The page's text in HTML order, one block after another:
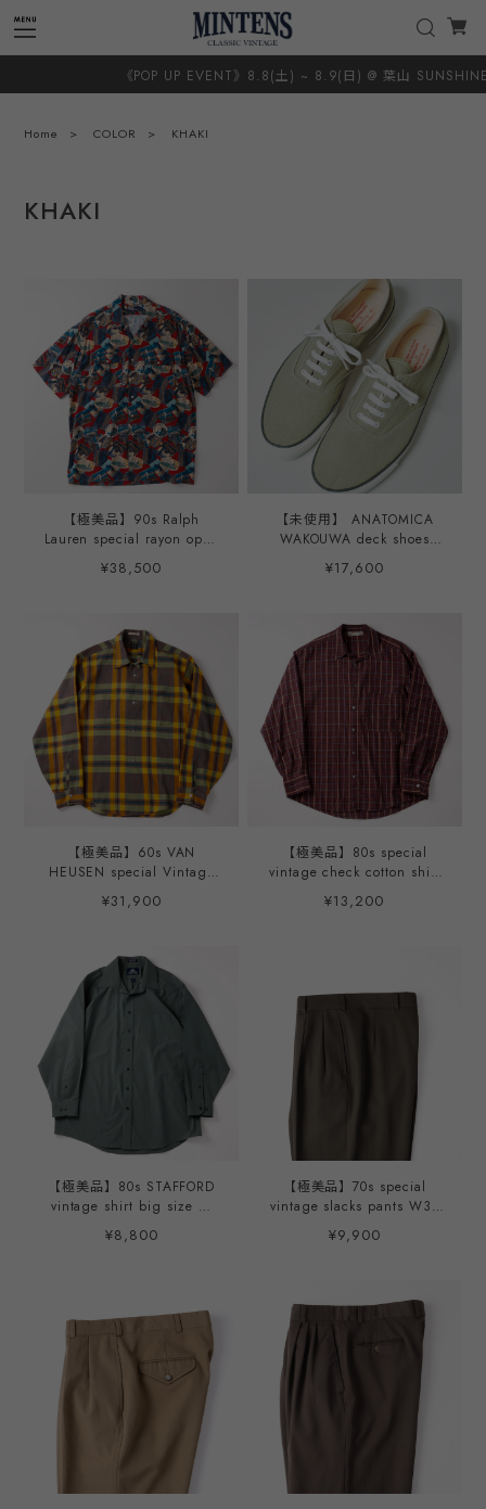
《POP UP EVENT》8.8(土) ~ 8.9(日) @ 葉山 SUNSHINE＋
Home COLOR KHAKI
KHAKI
【極美品】90s Ralph
Lauren special rayon open
mint condition ／ ラルフロ
グサイズ L サマーシャツ 夏
服 ほぼ未使用品
¥38,500
【未使用】 ANATOMICA
WAKOUWA deck shoes
model US 9H 27.5cm dead
サージ オールデン ラストモ
デル US9H 27.5cm 箱付き
デッドストック 定価20,900
¥17,600
【極美品】60s VAN
HEUSEN special Vintage
check Shirts big size made
ビッグサイズ サイズ16 実
寸L アメリカ製
¥31,900
【極美品】80s special
vintage check cotton shirt
"THE GB CLOTHING
COMPANY" big size mint
シャツ サイズL 英国製 ミン
¥13,200
【極美品】80s STAFFORD
vintage shirt big size ／
80年代 ヴィンテージ シャツ
カーキ サイズ17H 実寸XL
¥8,800
【極美品】70s special
vintage slacks pants W31
khaki made in USA mint
condition ／70年代 ヴィン
仕立て アメリカ製 TALON
¥9,900